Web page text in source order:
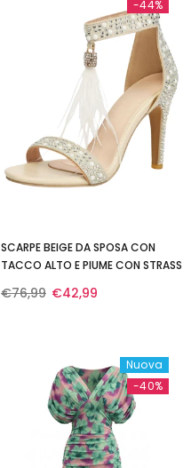
-44%
SCARPE BEIGE DA SPOSA CON
TACCO ALTO E PIUME CON STRASS
€76,99 €42,99
Nuova
-40%